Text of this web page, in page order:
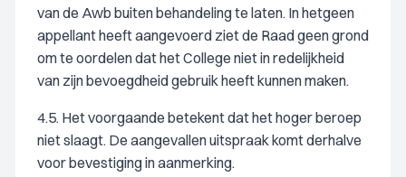
van de Awb buiten behandeling te laten. In hetgeen
appellant heeft aangevoerd ziet de Raad geen grond
om te oordelen dat het College niet in redelijkheid
van zijn bevoegdheid gebruik heeft kunnen maken.
4.5. Het voorgaande betekent dat het hoger beroep
niet slaagt. De aangevallen uitspraak komt derhalve
voor bevestiging in aanmerking.